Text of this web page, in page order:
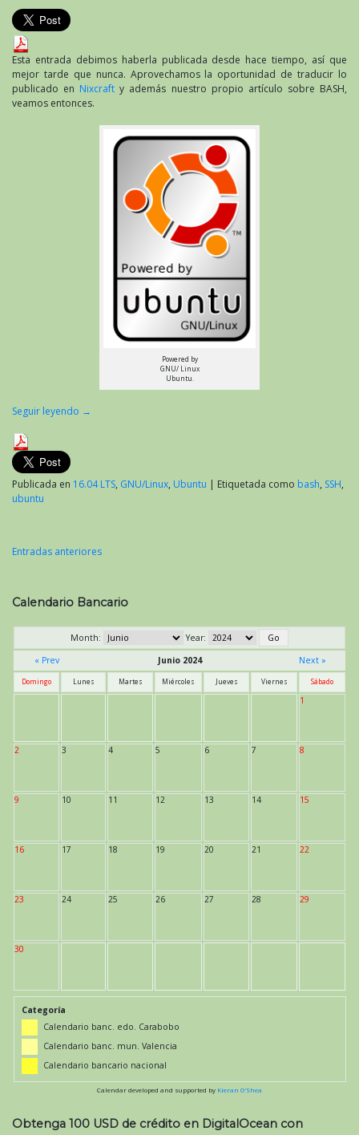
de
Esta entrada debimos haberla publicada desde hace tiempo, así que
mejor tarde que nunca. Aprovechamos la oportunidad de traducir lo
publicado en Nixcraft y además nuestro propio artículo sobre BASH,
veamos entonces.
Powered by
GNU/ Linux
Ubuntu.
Seguir leyendo →
Publicada en 16.04 LTS, GNU/Linux, Ubuntu | Etiquetada como bash, SSH,
ubuntu
de
entradas
Entradas anteriores
Calendario Bancario
Month:
Year:
« Prev
Junio 2024 Next »
Domingo Lunes Martes Miércoles Jueves Viernes Sábado
1
2 3 4 5 6 7 8
9 10 11 12 13 14 15
16 17 18 19 20 21 22
23 24 25 26 27 28 29
30
Categoría
Calendario banc. edo. Carabobo
Calendario banc. mun. Valencia
Calendario bancario nacional
Calendar developed and supported by Kieran O'Shea
Obtenga 100 USD de crédito en DigitalOcean con